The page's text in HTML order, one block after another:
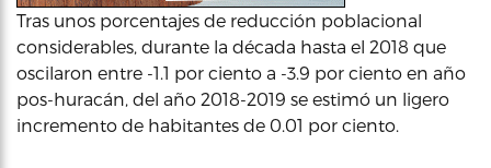
Tras unos porcentajes de reducción poblacional
considerables, durante la década hasta el 2018 que
oscilaron entre -1.1 por ciento a -3.9 por ciento en año
pos-huracán, del año 2018-2019 se estimó un ligero
incremento de habitantes de 0.01 por ciento.